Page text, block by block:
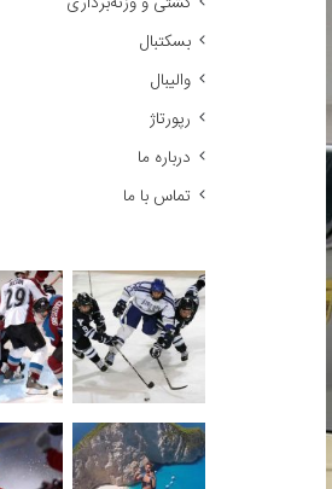
بسکتبال
والیبال
رپورتاژ
درباره ما
تماس با ما